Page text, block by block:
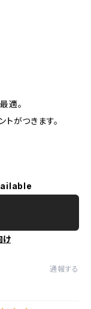
適。
がつきます。
け
通報する